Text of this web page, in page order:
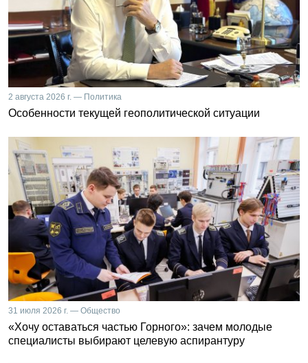
2 августа 2026 г. — Политика
Особенности текущей геополитической ситуации
31 июля 2026 г. — Общество
«Хочу оставаться частью Горного»: зачем молодые
специалисты выбирают целевую аспирантуру